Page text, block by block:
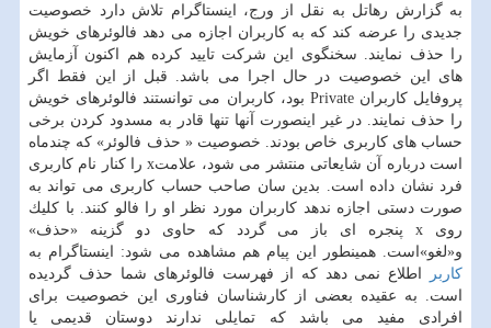
به گزارش رهاتل به نقل از ورج، اینستاگرام تلاش دارد خصوصیت
جدیدی را عرضه كند كه به كاربران اجازه می دهد فالوئرهای خویش
را حذف نمایند. سخنگوی این شركت تایید كرده هم اكنون آزمایش
های این خصوصیت در حال اجرا می باشد. قبل از این فقط اگر
پروفایل كاربران Private بود، كاربران می توانستند فالوئرهای خویش
را حذف نمایند. در غیر اینصورت آنها تنها قادر به مسدود كردن برخی
حساب های كاربری خاص بودند. خصوصیت « حذف فالوئر» كه چندماه
است درباره آن شایعاتی منتشر می شود، علامتx را كنار نام كاربری
فرد نشان داده است. بدین سان صاحب حساب كاربری می تواند به
صورت دستی اجازه ندهد كاربران مورد نظر او را فالو كنند. با كلیك
روی x پنجره ای باز می گردد كه حاوی دو گزینه «حذف»
و«لغو»است. همینطور این پیام هم مشاهده می شود: اینستاگرام به
كاربر
اطلاع نمی دهد كه از فهرست فالوئرهای شما حذف گردیده
است. به عقیده بعضی از كارشناسان فناوری این خصوصیت برای
افرادی مفید می باشد كه تمایلی ندارند دوستان قدیمی یا